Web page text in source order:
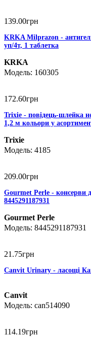
139.00грн
KRKA Milprazon -
уп/4т, 1 таблетка
KRKA
160305
172.60грн
Trixie - повідець-шлейка
1,2 м кольори у
Trixie
4185
209.00грн
Gourmet Perle - консерви
8445291187931
Gourmet Perle
8445291187931
21 .75грн
Canvit Urinary - ласощі
Canvit
can514090
114.19грн